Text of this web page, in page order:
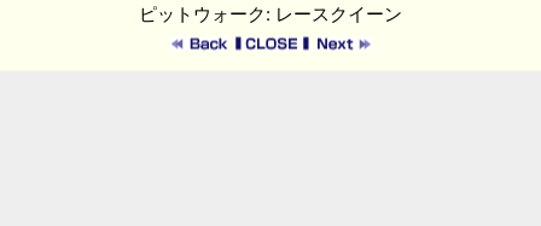
ピットウォーク: レースクイーン